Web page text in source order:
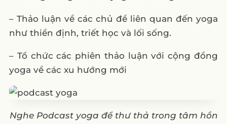
– Thảo luận về các chủ đề liên quan đến yoga
như thiền định, triết học và lối sống.
– Tổ chức các phiên thảo luận với cộng đồng
yoga về các xu hướng mới
Nghe Podcast yoga để thư thả trong tâm hồn